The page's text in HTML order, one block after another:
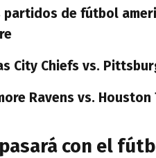
partidos de fútbol
City Chiefs vs.
Ravens vs. Houston
con el